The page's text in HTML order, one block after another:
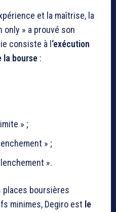
et la maîtrise, la
only » a prouvé son
consiste à l‘exécution
la bourse :
» ;
» ;
».
places boursières
minimes, Degiro est le